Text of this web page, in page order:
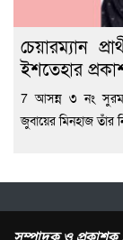
চেয়ারম্যান
ইশতেহার
7 আসন্ন ৩ নং সুরমা
জুবায়ের মিনহাজ তাঁর